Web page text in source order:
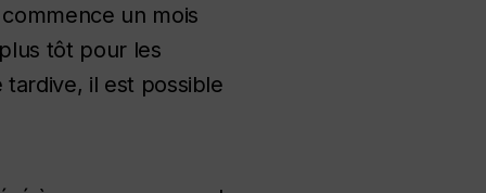
un mois
tôt pour les
il est possible